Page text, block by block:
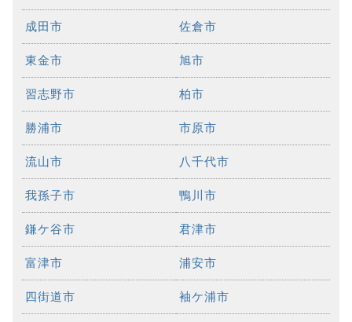
成田市 佐倉市
東金市 旭市
習志野市 柏市
勝浦市 市原市
流山市 八千代市
我孫子市 鴨川市
鎌ケ谷市 君津市
富津市 浦安市
四街道市 袖ケ浦市